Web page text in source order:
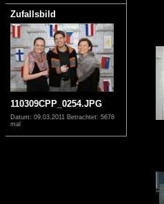
Zufallsbild
110309CPP_0254.JPG
Datum: 09.03.2011 Betrachtet: 5678
mal